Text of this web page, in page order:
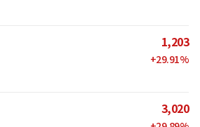
1,203
+29.91%
3,020